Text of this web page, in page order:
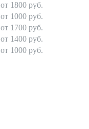
от 1800 руб.
от 1000 руб.
от 1700 руб.
от 1400 руб.
от 1000 руб.